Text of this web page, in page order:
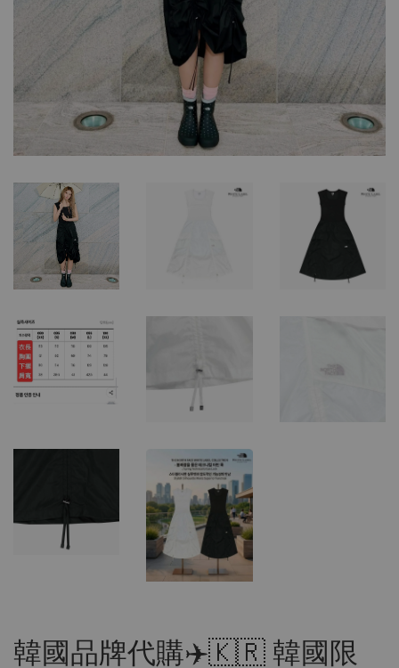
韓國品牌代購✈️🇰🇷 韓國限